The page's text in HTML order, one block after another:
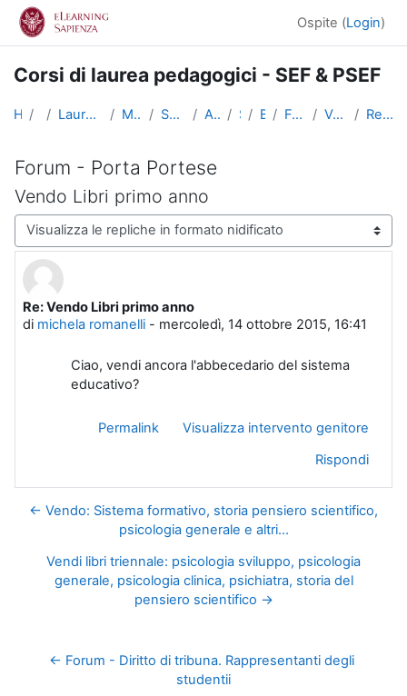
Vai al contenuto principale
Ospite (Login)
Corsi di laurea pedagogici - SEF & PSEF
Home Corsi Lauree triennali, magistrali, a ciclo unico Medicina e Psicologia Scienze dell'Educazione Altri insegnamenti SciEdu2 Benvenuti! Forum - Porta Portese Vendo Libri primo anno Re: Vendo Libri primo anno
Forum - Porta Portese
Vendo Libri primo anno
Modalità visualizzazione
Re: Vendo Libri primo anno
di michela romanelli - mercoledì, 14 ottobre 2015, 16:41
Numero di risposte: 0
Ciao, vendi ancora l'abbecedario del sistema
educativo?
Permalink
Visualizza intervento genitore
Rispondi
← Vendo: Sistema formativo, storia pensiero scientifico,
psicologia generale e altri...
Vendi libri triennale: psicologia sviluppo, psicologia
generale, psicologia clinica, psichiatra, storia del
pensiero scientifico →
← Forum - Diritto di tribuna. Rappresentanti degli
studentii